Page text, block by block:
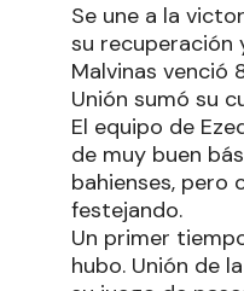
Se une a la
su recuperación
Malvinas venció
Unión sumó su
El equipo de
de muy buen
bahienses, pero
festejando.
Un primer
hubo. Unión de